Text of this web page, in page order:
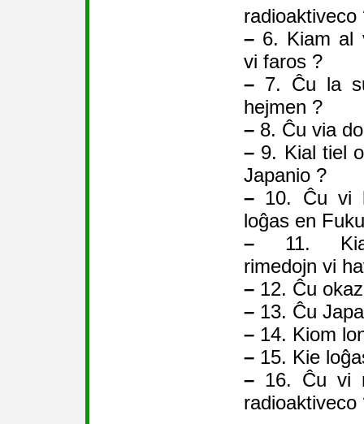
radioaktiveco
– 6. Kiam al
vi faros ?
– 7. Ĉu la
hejmen ?
– 8. Ĉu via
– 9. Kial tiel
Japanio ?
– 10. Ĉu vi
loĝas en
– 11.
rimedojn vi
– 12. Ĉu
– 13. Ĉu
– 14. Kiom
– 15. Kie
– 16. Ĉu vi
radioaktiveco